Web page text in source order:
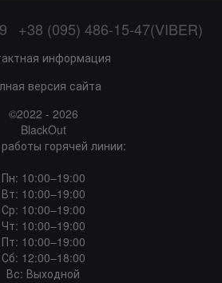
+38 (095) 486-15-47(VIBER)
информация
версия сайта
©2022 - 2026
BlackOut
горячей линии:
Пн: 10:00–19:00
Вт: 10:00–19:00
Ср: 10:00–19:00
Чт: 10:00–19:00
Пт: 10:00–19:00
Сб: 12:00–18:00
Вс: Выходной